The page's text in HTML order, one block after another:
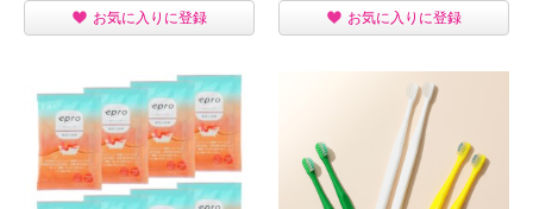
お気に入りに登録 お気に入りに登録